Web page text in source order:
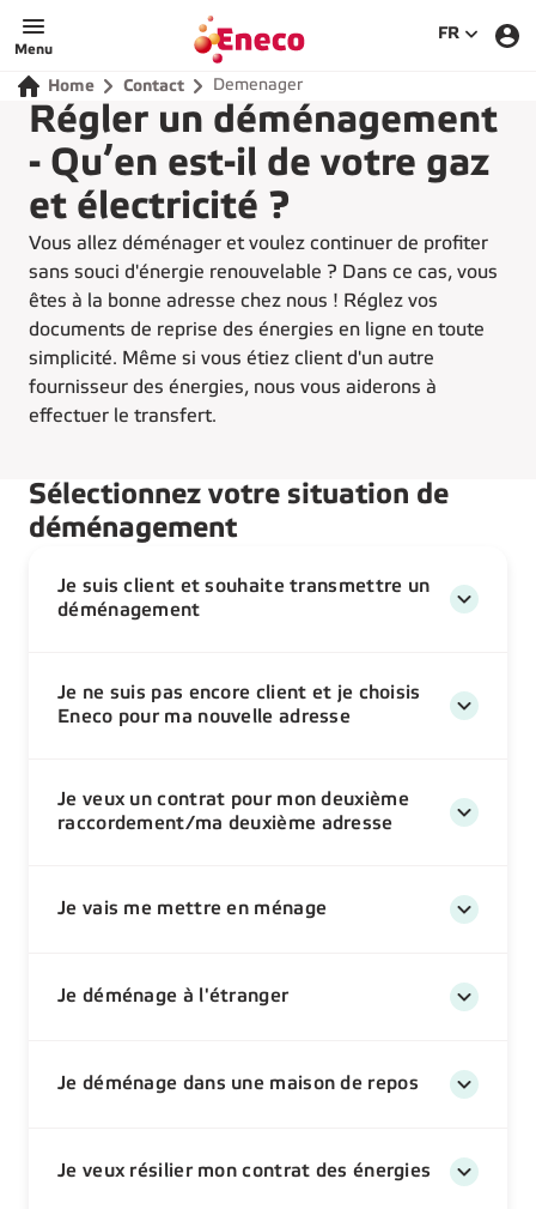
Menu
FR
Home Contact Demenager
Régler un déménagement
- Qu’en est-il de votre gaz
et électricité ?
Vous allez déménager et voulez continuer de profiter
sans souci d'énergie renouvelable ? Dans ce cas, vous
êtes à la bonne adresse chez nous ! Réglez vos
documents de reprise des énergies en ligne en toute
simplicité. Même si vous étiez client d'un autre
fournisseur des énergies, nous vous aiderons à
effectuer le transfert.
Sélectionnez votre situation de
déménagement
Je suis client et souhaite transmettre un
déménagement
Je ne suis pas encore client et je choisis
Eneco pour ma nouvelle adresse
Je veux un contrat pour mon deuxième
raccordement/ma deuxième adresse
Je vais me mettre en ménage
Je déménage à l'étranger
Je déménage dans une maison de repos
Je veux résilier mon contrat des énergies